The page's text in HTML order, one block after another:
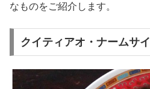
なものをご紹介します。
クイティアオ・ナームサイ